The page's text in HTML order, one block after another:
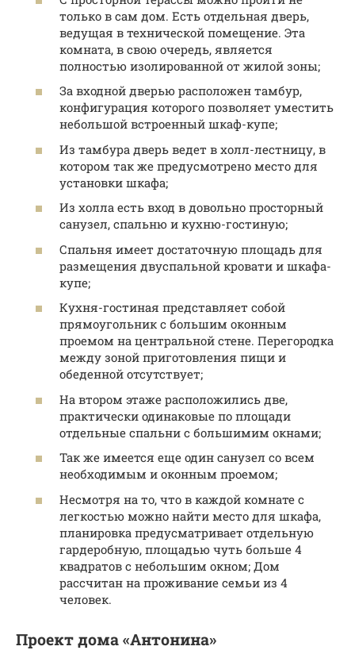
только в сам дом. Есть отдельная дверь,
ведущая в технической помещение. Эта
комната, в свою очередь, является
полностью изолированной от жилой зоны;
За входной дверью расположен тамбур,
конфигурация которого позволяет уместить
небольшой встроенный шкаф-купе;
Из тамбура дверь ведет в холл-лестницу, в
котором так же предусмотрено место для
установки шкафа;
Из холла есть вход в довольно просторный
санузел, спальню и кухню-гостиную;
Спальня имеет достаточную площадь для
размещения двуспальной кровати и шкафа-
купе;
Кухня-гостиная представляет собой
прямоугольник с большим оконным
проемом на центральной стене. Перегородка
между зоной приготовления пищи и
обеденной отсутствует;
На втором этаже расположились две,
практически одинаковые по площади
отдельные спальни с большимим окнами;
Так же имеется еще один санузел со всем
необходимым и оконным проемом;
Несмотря на то, что в каждой комнате с
легкостью можно найти место для шкафа,
планировка предусматривает отдельную
гардеробную, площадью чуть больше 4
квадратов с небольшим окном; Дом
рассчитан на проживание семьи из 4
человек.
Проект дома «Антонина»